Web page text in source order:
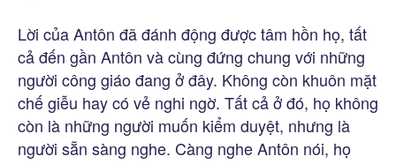
Lời của Antôn đã đánh động được tâm hồn họ, tất
cả đến gần Antôn và cùng đứng chung với những
người công giáo đang ở đây. Không còn khuôn mặt
chế giễu hay có vẻ nghi ngờ. Tất cả ở đó, họ không
còn là những người muốn kiểm duyệt, nhưng là
người sẵn sàng nghe. Càng nghe Antôn nói, họ